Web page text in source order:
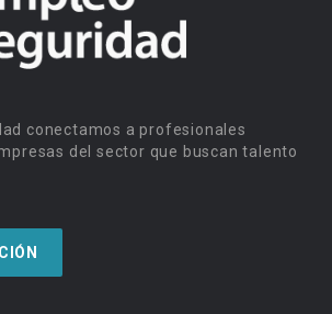
conectamos a profesionales
del sector que buscan talento